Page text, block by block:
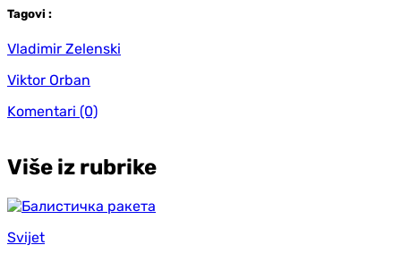
Tagovi :
Vladimir Zelenski
Viktor Orban
Komentari (0)
Više iz rubrike
Svijet